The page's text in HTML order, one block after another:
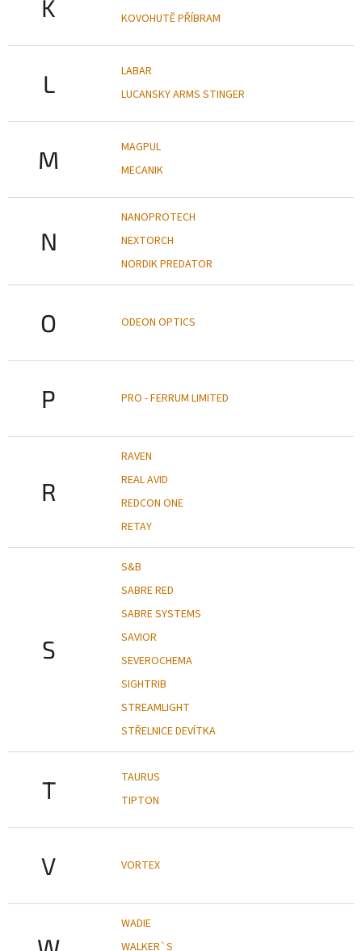
K
KOVOHUTĚ PŘÍBRAM
L
LABAR
LUCANSKY ARMS STINGER
M
MAGPUL
MECANIK
N
NANOPROTECH
NEXTORCH
NORDIK PREDATOR
O ODEON OPTICS
P PRO - FERRUM LIMITED
R
RAVEN
REAL AVID
REDCON ONE
RETAY
S
S&B
SABRE RED
SABRE SYSTEMS
SAVIOR
SEVEROCHEMA
SIGHTRIB
STREAMLIGHT
STŘELNICE DEVÍTKA
T
TAURUS
TIPTON
V VORTEX
WADIE
WALKER`S